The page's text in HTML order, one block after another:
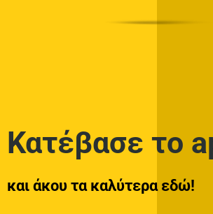
Κατέβασε το
και άκου τα καλύτερα εδώ!